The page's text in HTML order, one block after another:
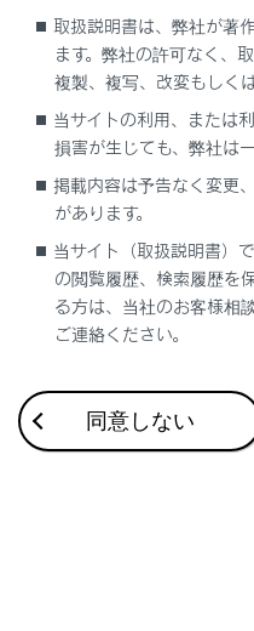
合わせて見られているペ
安全なドライブのための注意
G-Linkによるデータの取り
はい
取扱説明書は、弊社が著
ます。弊社の許可なく、
複製、複写、改変もしく
当サイトの利用、または
損害が生じても、弊社は
掲載内容は予告なく変更
があります。
当サイト（取扱説明書）
の閲覧履歴、検索履歴を
る方は、当社のお客様
ご連絡ください。
同意しない